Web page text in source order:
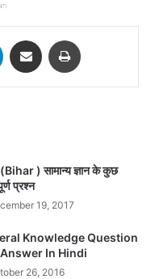
Telegram Share via Email
(Bihar ) सामान्य ज्ञान के कुछ
प्रश्न
19, 2017
Knowledge Question
In Hindi
26, 2016